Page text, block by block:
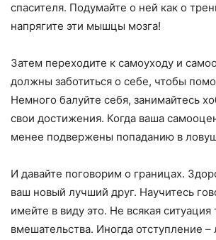
спасителя. Подумайте о ней как о
напрягите эти мышцы мозга!
Затем переходите к самоуходу и
должны заботиться о себе, чтобы
Немного балуйте себя, занимайтесь
свои достижения. Когда ваша
менее подвержены попаданию в
И давайте поговорим о границах.
ваш новый лучший друг. Научитесь
имейте в виду это. Не всякая
вмешательства. Иногда отступление